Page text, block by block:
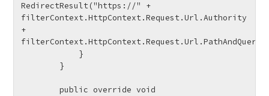
RedirectResult("https://" +
filterContext.HttpContext.Request.Url.Authority
+
}
}
public override void